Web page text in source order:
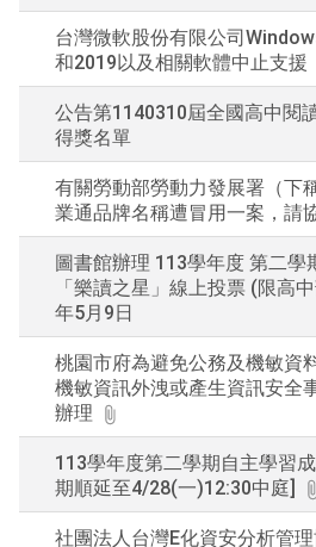
台灣微軟股份有限公司
和2019以及相關軟體中止支援
公告第1140310屆全國高中閱
得獎名單
有關勞動部勞動力發展署（下
業通品牌名稱遭冒用一案，請
圖書館辦理 113學年度 第二學
「樂讀之星」線上投票 (限高
年5月9日
桃園市府為避免公務及機敏資
機敏資訊外洩或產生資訊安全
辦理
113學年度第二學期自主學習
期順延至4/28(一)12:30中庭]
社團法人台灣E化資安分析管